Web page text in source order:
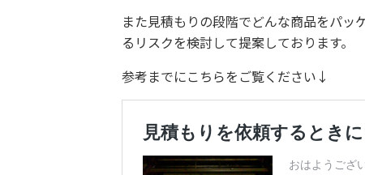
また見積もりの段階でどんな商品をパ
るリスクを検討して提案しております。
参考までにこちらをご覧ください↓